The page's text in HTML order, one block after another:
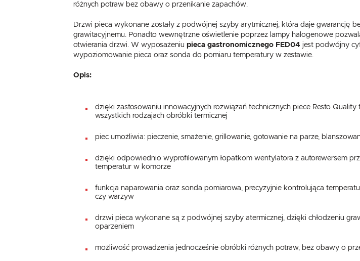
różnych potraw bez obawy o przenikanie zapachów.
Drzwi pieca wykonane zostały z podwójnej szyby arytmicznej, która daje gwarancję
grawitacyjnemu. Ponadto wewnętrzne oświetlenie poprzez lampy halogenowe
otwierania drzwi. W wyposażeniu pieca gastronomicznego FED04 jest podwójny
wypoziomowanie pieca oraz sonda do pomiaru temperatury w zestawie.
Opis:
dzięki zastosowaniu innowacyjnych rozwiązań technicznych piece Resto
wszystkich rodzajach obróbki termicznej
piec umożliwia: pieczenie, smażenie, grillowanie, gotowanie na parze,
dzięki odpowiednio wyprofilowanym łopatkom wentylatora z autorewersem
temperatur w komorze
funkcja naparowania oraz sonda pomiarowa, precyzyjnie kontrolująca
czy warzyw
drzwi pieca wykonane są z podwójnej szyby atermicznej, dzięki chłodzeniu
oparzeniem
możliwość prowadzenia jednocześnie obróbki różnych potraw, bez obawy o
wszystkie. W dowolnym momencie możesz dokonać
Niezbędne
Pliki cookies odpowiadają na podejmowane przez Ciebie
ustawień preferencji prywatności, logowania czy
Więcej
USTAWIENIA
Lokalizacja